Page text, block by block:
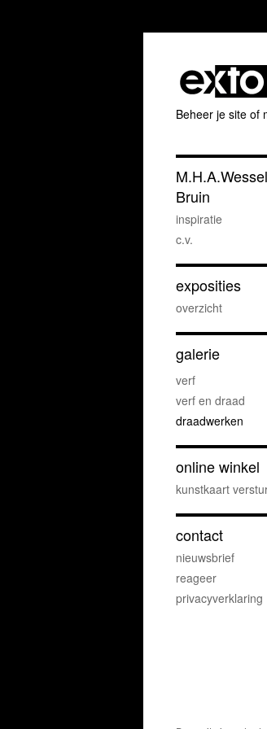
Beheer je site of
Bruin
inspiratie
c.v.
exposities
overzicht
galerie
verf
verf en draad
draadwerken
online winkel
kunstkaart
contact
nieuwsbrief
reageer
privacyverklaring